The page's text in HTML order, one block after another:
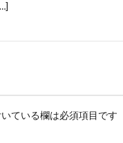
ている欄は必須項目です